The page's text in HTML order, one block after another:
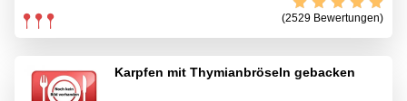
(2529 Bewertungen)
Karpfen mit Thymianbröseln gebacken